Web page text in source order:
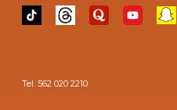
Tel. 562 020 2210